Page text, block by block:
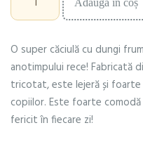
Căciuliță
tricotată,
O super căciulă cu dungi
anotimpului rece! Fabricată
tricotat, este lejeră și foarte
copiilor. Este foarte
fericit în fiecare zi!